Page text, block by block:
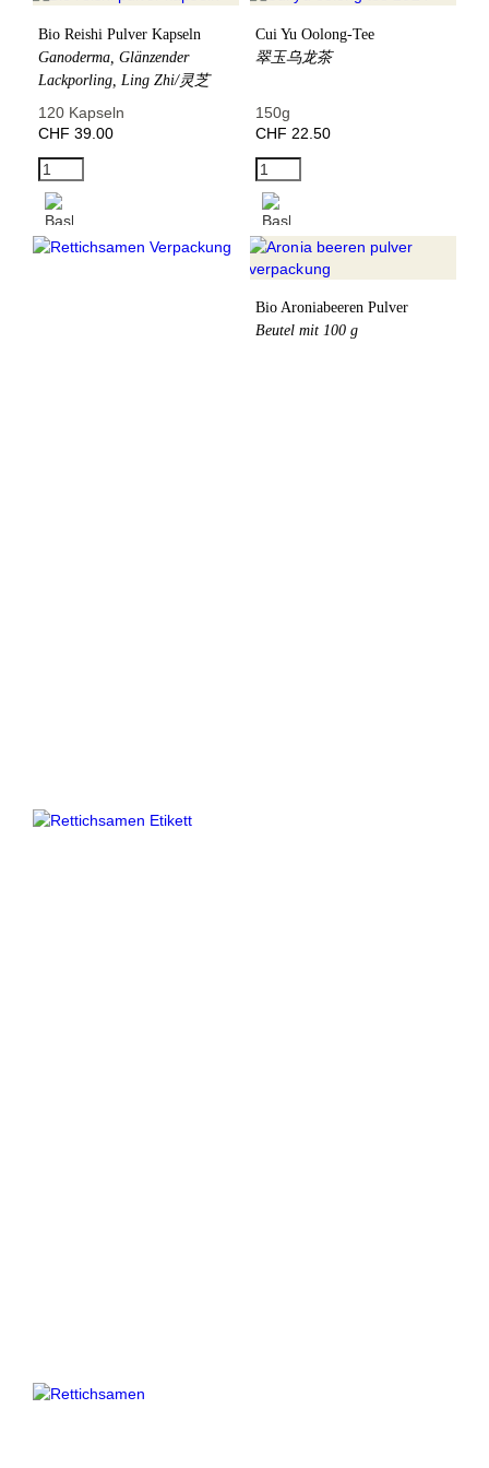
Bio Reishi Pulver Kapseln
Ganoderma, Glänzender
Lackporling, Ling Zhi/灵芝
120 Kapseln
CHF 39.00
Cui Yu Oolong-Tee
翠玉乌龙茶
150g
CHF 22.50
Bio Aroniabeeren Pulver
Beutel mit 100 g